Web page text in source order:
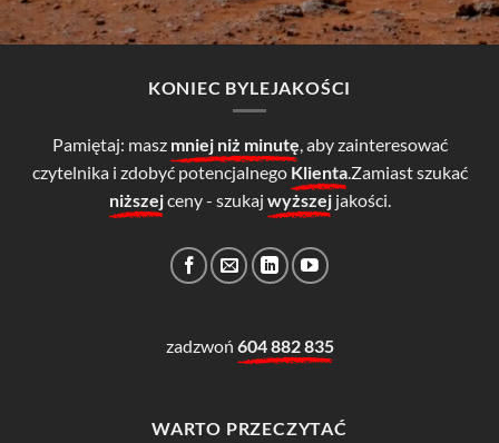
KONIEC BYLEJAKOŚCI
Pamiętaj: masz mniej niż minutę , aby zainteresować
czytelnika i zdobyć potencjalnego Klienta.Zamiast szukać
niższejceny - szukaj wyższejjakości.
zadzwoń 604 882 835
WARTO PRZECZYTAĆ